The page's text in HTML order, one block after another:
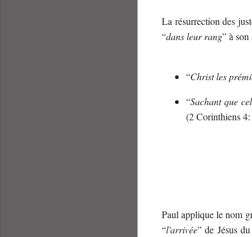
La résurrection des
“dans leur rang” à
“Christ les
“Sachant que
(2 Corinthiens
Paul applique le nom
“l'arrivée” de Jésus